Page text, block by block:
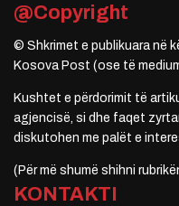
@Copyright
© Shkrimet e publikuara në
Kosova Post (ose të
Kushtet e përdorimit të
agjencisë, si dhe faqet
diskutohen me palët e
(Për më shumë shihni
KONTAKTI